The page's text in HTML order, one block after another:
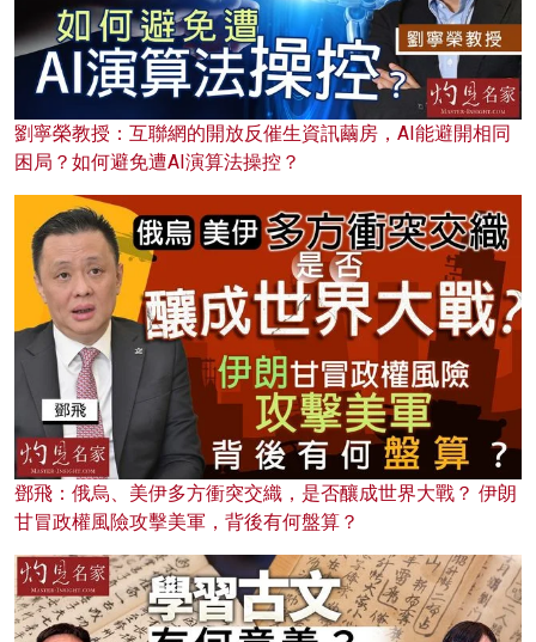
劉寧榮教授：互聯網的開放反催生資訊繭房，AI能避開相同
困局？如何避免遭AI演算法操控？
鄧飛：俄烏、美伊多方衝突交織，是否釀成世界大戰？ 伊朗
甘冒政權風險攻擊美軍，背後有何盤算？